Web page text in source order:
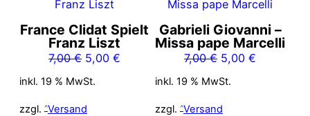
France Clidat Spielt
Franz Liszt
7,00€ Ursprünglicher
Preis
7,00 €
5,00€
5,00 €.
inkl. 19 % MwSt.
zzgl. Versand
Gabrieli Giovanni –
Missa pape Marcelli
7,00€ Ursprünglicher
Preis
7,00 €
5,00€
inkl. 19 % MwSt.
zzgl. Versand